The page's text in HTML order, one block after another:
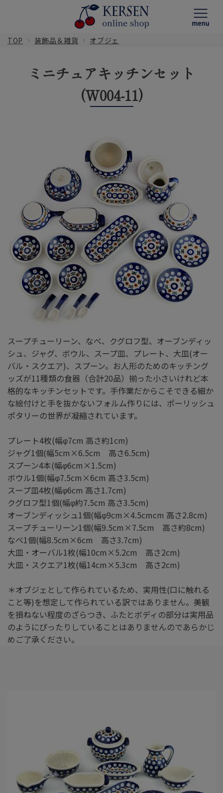
TOP 装飾品＆雑貨 オブジェ
ミニチュアキッチンセット
(W004-11)
スープチューリーン、なべ、クグロフ型、オーブンディッ
シュ、ジャグ、ボウル、スープ皿、プレート、大皿(オー
バル・スクエア)、スプーン。お人形のためのキッチング
ッズが11種類の食器（合計20品）揃った小さいけれど本
格的なキッチンセットです。手作業だからこそできる細か
な絵付けと手を抜かないフォルム作りには、ポーリッシュ
ポタリーの世界が凝縮されています。
プレート4枚(幅φ7cm 高さ約1cm)
ジャグ1個(幅5cm×6.5cm 高さ6.5cm)
スプーン4本(幅φ6cm×1.5cm)
ボウル1個(幅φ7.5cm×6cm 高さ3.5cm)
スープ皿4枚(幅φ6cm 高さ1.7cm)
クグロフ型1個(幅φ約7.5cm 高さ3.5cm)
オーブンディッシュ1個(幅φ9cm×4.5cmcm 高さ2.8cm)
スープチューリーン1個(幅9.5cm×7.5cm 高さ約8cm)
なべ1個(幅8.5cm×6cm 高さ3.7cm)
大皿・オーバル1枚(幅10cm×5.2cm 高さ2cm)
大皿・スクエア1枚(幅14cm×5.3cm 高さ2cm)
＊オブジェとして作られているため、実用性(口に触れる
こと等)を想定して作られている訳ではありません。美観
を損ねない程度のざらつき、ふたとボディの部分は実用品
のようにぴったりしていることはありませんのであらかじ
めご了承ください。